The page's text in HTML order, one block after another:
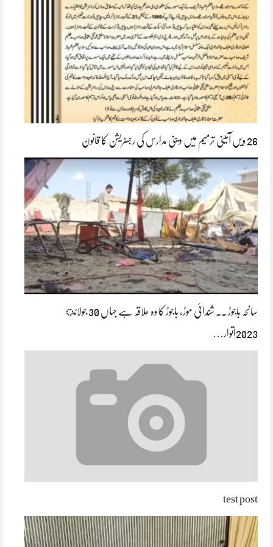
26 ویں آئینی ترمیم میں دینی مدارس کی رجسٹریشن کا قانون
سانحہ باجوڑ ۔۔ شندائی موڑ، باجوڑ کا وہ علاقہ ہے جہاں 30 جولائ
2023اتوار…
test post